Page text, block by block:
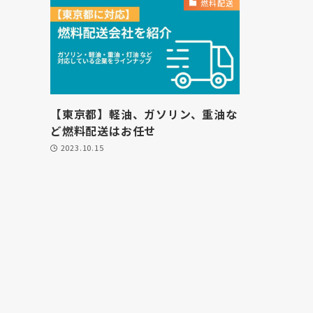
燃料配送
【東京都】軽油、ガソリン、重油な
ど燃料配送はお任せ
2023.10.15